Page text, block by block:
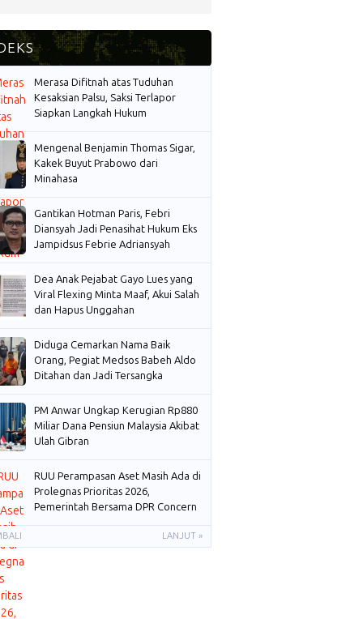
Merasa Difitnah atas Tuduhan
Kesaksian Palsu, Saksi Terlapor
Siapkan Langkah Hukum
Mengenal Benjamin Thomas Sigar,
Kakek Buyut Prabowo dari
Minahasa
Gantikan Hotman Paris, Febri
Diansyah Jadi Penasihat Hukum Eks
Jampidsus Febrie Adriansyah
Dea Anak Pejabat Gayo Lues yang
Viral Flexing Minta Maaf, Akui Salah
dan Hapus Unggahan
Diduga Cemarkan Nama Baik
Orang, Pegiat Medsos Babeh Aldo
Ditahan dan Jadi Tersangka
PM Anwar Ungkap Kerugian Rp880
Miliar Dana Pensiun Malaysia Akibat
Ulah Gibran
RUU Perampasan Aset Masih Ada di
Prolegnas Prioritas 2026,
Pemerintah Bersama DPR Concern
LANJUT »